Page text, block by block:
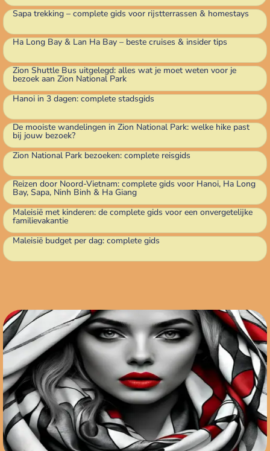
Sapa trekking – complete gids voor rijstterrassen & homestays
Ha Long Bay & Lan Ha Bay – beste cruises & insider tips
Zion Shuttle Bus uitgelegd: alles wat je moet weten voor je
bezoek aan Zion National Park
Hanoi in 3 dagen: complete stadsgids
De mooiste wandelingen in Zion National Park: welke hike past
bij jouw bezoek?
Zion National Park bezoeken: complete reisgids
Reizen door Noord-Vietnam: complete gids voor Hanoi, Ha Long
Bay, Sapa, Ninh Binh & Ha Giang
Maleisië met kinderen: de complete gids voor een onvergetelijke
familievakantie
Maleisië budget per dag: complete gids